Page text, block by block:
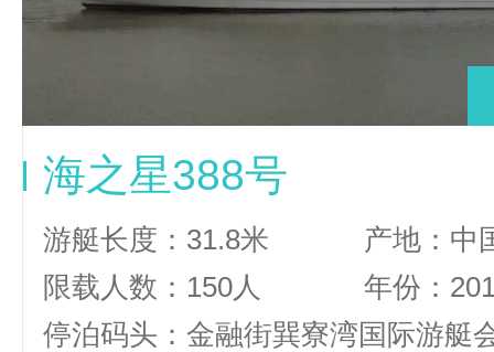
海之星388号
游艇长度：31.8米
产地：中
限载人数：150人
年份：
停泊码头：金融街巽寮湾国际游艇